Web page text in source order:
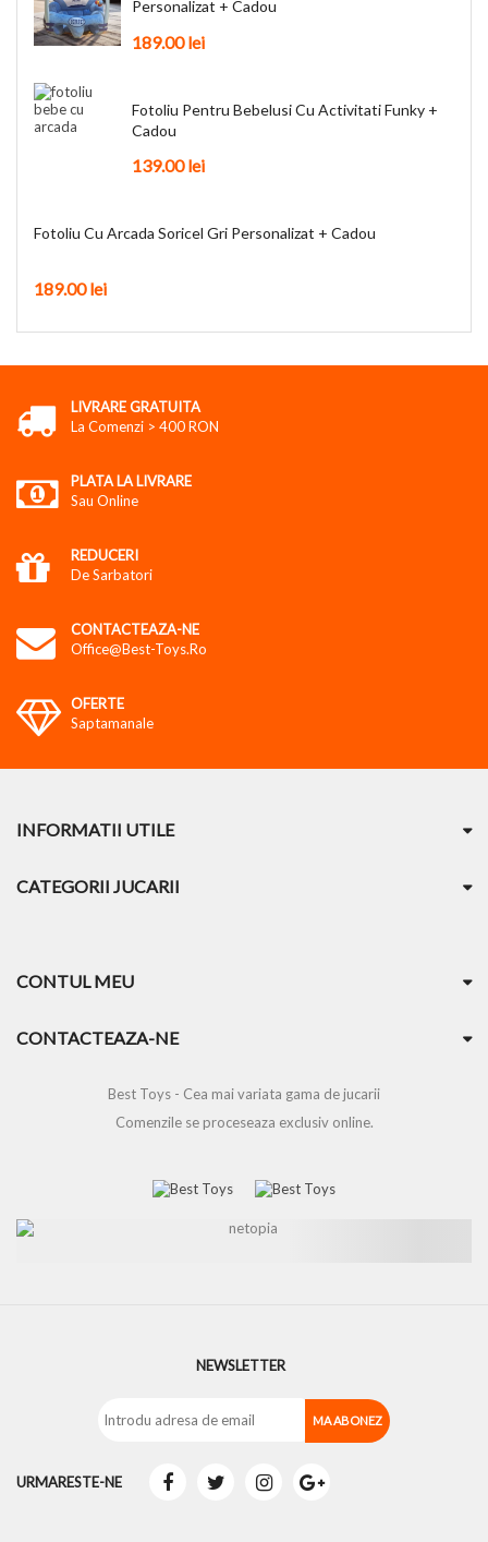
Personalizat + Cadou
189.00 lei
Fotoliu Pentru Bebelusi Cu Activitati Funky +
Cadou
139.00 lei
Fotoliu Cu Arcada Soricel Gri Personalizat + Cadou
189.00 lei
LIVRARE GRATUITA
La Comenzi > 400 RON
PLATA LA LIVRARE
Sau Online
REDUCERI
De Sarbatori
CONTACTEAZA-NE
Office@best-Toys.ro
OFERTE
Saptamanale
INFORMATII UTILE
CATEGORII JUCARII
CONTUL MEU
CONTACTEAZA-NE
Best Toys - Cea mai variata gama de jucarii
Comenzile se proceseaza exclusiv online.
NEWSLETTER
URMARESTE-NE